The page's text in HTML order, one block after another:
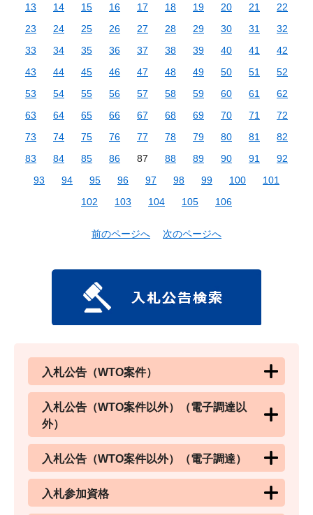
13
14 15 16 17 18 19 20 21
22
23
24 25 26 27 28 29 30 31
32
33
34 35 36 37 38 39 40 41
42
43
44 45 46 47 48 49 50 51
52
53
54 55 56 57 58 59 60 61
62
63
64 65 66 67 68 69 70 71
72
73
74 75 76 77 78 79 80 81
82
83
84 85 86 87 88 89 90 91
92
93
94 95 96 97 98 99 100
101
102
103 104 105 106
前のページへ 次のページへ
入札公告（WTO案件）
入札公告（WTO案件以外）（電子調達以
外）
入札公告（WTO案件以外）（電子調達）
入札参加資格